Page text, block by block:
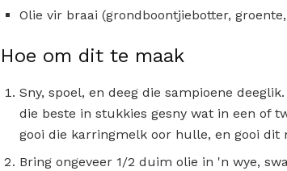
Olie vir braai (grondboontjiebotter,
Hoe om dit te maak
Sny, spoel, en deeg die sampioene
die beste in stukkies gesny wat in een of
gooi die karringmelk oor hulle, en gooi
Bring ongeveer 1/2 duim olie in 'n wye,